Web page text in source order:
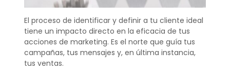
El proceso de identificar y definir a tu cliente ideal
tiene un impacto directo en la eficacia de tus
acciones de marketing. Es el norte que guía tus
campañas, tus mensajes y, en última instancia,
tus ventas.